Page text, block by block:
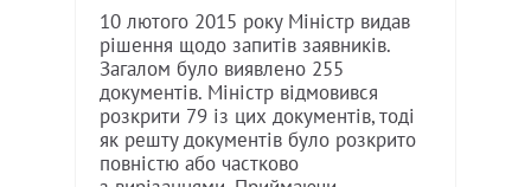
10 лютого 2015 року Міністр видав
рішення щодо запитів заявників.
Загалом було виявлено 255
документів. Міністр відмовився
розкрити 79 із цих документів, тоді
як решту документів було розкрито
повністю або частково